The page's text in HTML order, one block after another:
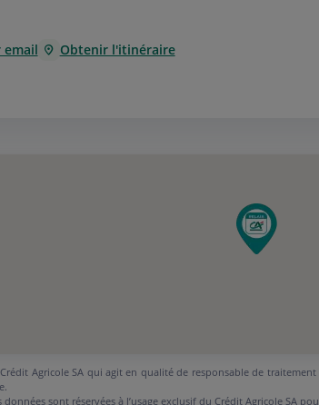
email Obtenir l'itinéraire
Agricole SA qui agit en qualité de responsable de
sont réservées à l’usage exclusif du Crédit Agricole SA